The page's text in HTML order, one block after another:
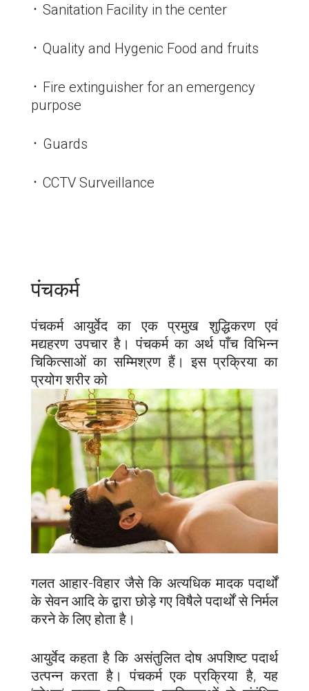
᛫ Sanitation Facility in the center
᛫ Quality and Hygenic Food and fruits
᛫ Fire extinguisher for an emergency
purpose
᛫ Guards
᛫ CCTV Surveillance
पंचकर्म
पंचकर्म आयुर्वेद का एक प्रमुख शुद्धिकरण एवं
मद्यहरण उपचार है। पंचकर्म का अर्थ पाँच विभिन्न
चिकित्साओं का सम्मिश्रण हैं। इस प्रक्रिया का
प्रयोग शरीर को
गलत आहार-विहार जैसे कि अत्यधिक मादक पदार्थों
के सेवन आदि के द्वारा छोड़े गए विषैले पदार्थों से निर्मल
करने के लिए होता है।
आयुर्वेद कहता है कि असंतुलित दोष अपशिष्ट पदार्थ
उत्पन्न करता है। पंचकर्म एक प्रक्रिया है, यह